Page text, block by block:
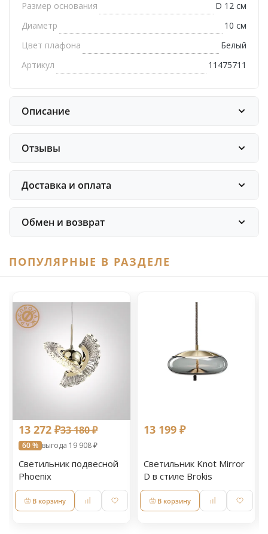
Размер основания
D 12 см
Диаметр
10 см
Цвет плафона
Белый
Артикул
11475711
Описание
Отзывы
Доставка и оплата
Обмен и возврат
ПОПУЛЯРНЫЕ В РАЗДЕЛЕ
13 272 ₽33 180 ₽
60 % выгода 19 908 ₽
Светильник подвесной
Phoenix
В корзину
13 199 ₽
Светильник Knot Mirror
D в стиле Brokis
В корзину